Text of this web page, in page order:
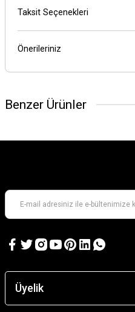
Taksit Seçenekleri
Önerileriniz
Benzer Ürünler
Üyelik